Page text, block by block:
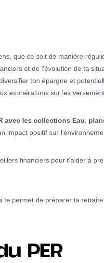
que ce soit de manière
et de l’évolution de ta
ton épargne et
exonérations sur les
avec les collections Eau,
impact positif sur
financiers pour t’aider à
te permet de préparer ta
PER